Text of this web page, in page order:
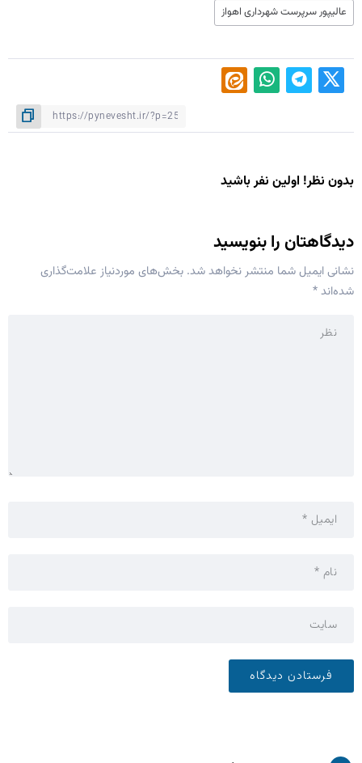
عالیپور سرپرست شهرداری اهواز
بدون نظر! اولین نفر باشید
دیدگاهتان را بنویسید
نشانی ایمیل شما منتشر نخواهد شد. بخش‌های موردنیاز علامت‌گذاری
شده‌اند*